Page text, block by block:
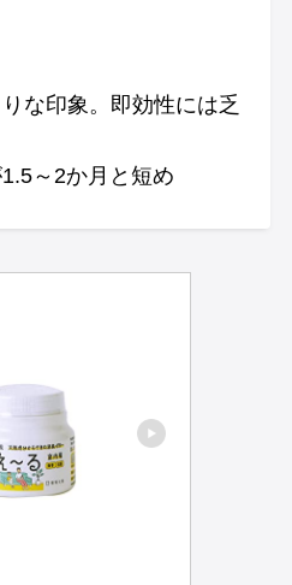
な印象。即効性には乏
～2か月と短め